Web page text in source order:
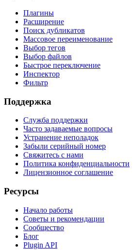
Плагины
Расширение
Поиск дубликатов
Массовое переименование
Выбор тегов
Выбор файлов
Быстрое переключение
Инспектор
Фильтр
Поддержка
Служба поддержки
Часто задаваемые вопросы
Устранение неполадок
Забыли серийный номер
Свяжитесь с нами
Политика конфиденциальности
Лицензионное соглашение
Ресурсы
Начало работы
Советы и рекомендации
Сообщество
Блог
Plugin API